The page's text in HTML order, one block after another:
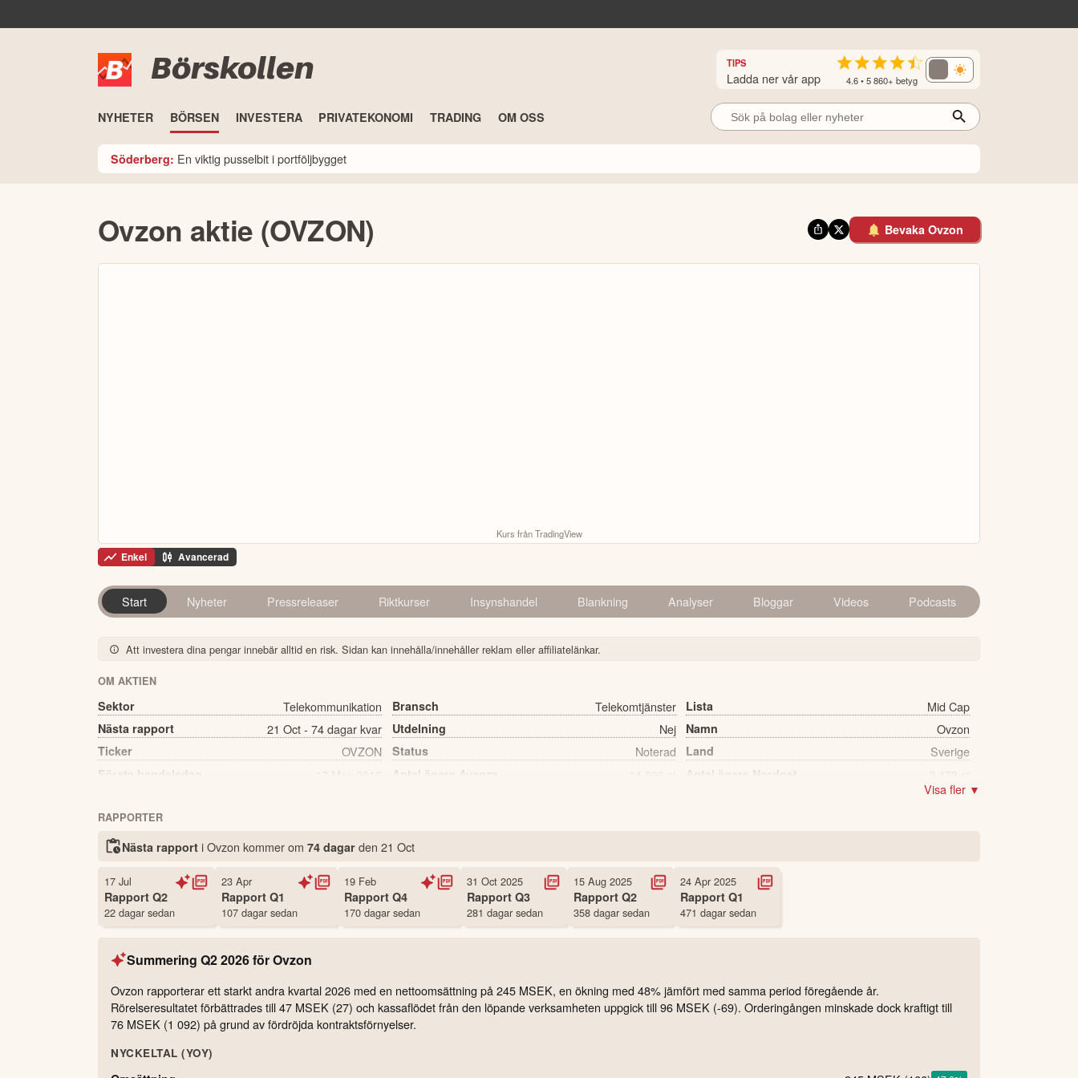
Börskollen TIPS
Ladda ner vår app 4.6 • 5 860+ betyg
NYHETER BÖRSEN INVESTERA PRIVATEKONOMI TRADING OM OSS
Söderberg: En viktig pusselbit i portföljbygget
Ovzon aktie (OVZON) Bevaka Ovzon
Kurs från TradingView
Enkel Avancerad
Start Nyheter Pressreleaser Riktkurser Insynshandel Blankning Analyser Bloggar Videos Podcasts
Att investera dina pengar innebär alltid en risk. Sidan kan innehålla/innehåller reklam eller affiliatelänkar.
OM AKTIEN
Sektor Telekommunikation Bransch Telekomtjänster Lista Mid Cap
Nästa rapport 21 Oct - 74 dagar kvar Utdelning Nej Namn Ovzon
Ticker OVZON Status Noterad Land Sverige
Första handelsdag Antal ägare Avanza Antal ägare Nordnet
Visa fler ▼
RAPPORTER
Nästa rapport i Ovzon kommerom 74 dagar den 21 Oct
17 Jul
Rapport Q2
22 dagar sedan
23 Apr
Rapport Q1
107 dagar sedan
19 Feb
Rapport Q4
170 dagar sedan
31 Oct 2025
Rapport Q3
281 dagar sedan
15 Aug 2025
Rapport Q2
358 dagar sedan
24 Apr 2025
Rapport Q1
471 dagar sedan
Summering Q2 2026förOvzon
Ovzon rapporterar ett starkt andra kvartal 2026 med en nettoomsättning på 245 MSEK, en ökning med 48% jämfört med samma period föregående år.
Rörelseresultatet förbättrades till 47 MSEK (27) och kassaflödet från den löpande verksamheten uppgick till 96 MSEK (-69). Orderingången minskade dock kraftigt till
76 MSEK (1 092) på grund av fördröjda kontraktsförnyelser.
NYCKELTAL (YOY)